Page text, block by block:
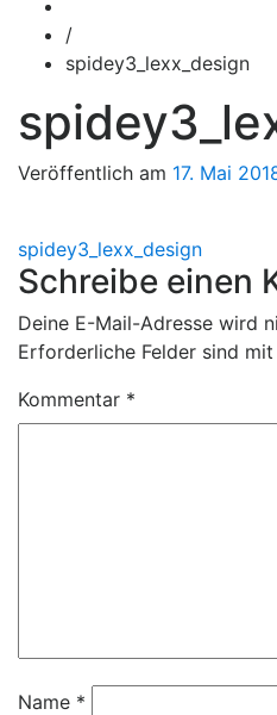
/
spidey3_lexx_design
Veröffentlich am 17. Mai
spidey3_lexx_design
Schreibe einen
Deine E-Mail-Adresse wird
Erforderliche Felder sind mit
Kommentar *
Name *